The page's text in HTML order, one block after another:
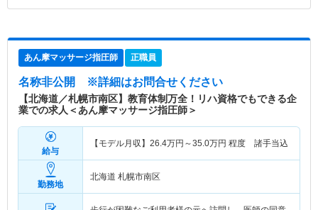
あん摩マッサージ指圧師 正職員
名称非公開 ※詳細はお問合せください
【北海道／札幌市南区】教育体制万全！リハ資格でもできる企
業での求人＜あん摩マッサージ指圧師＞
給与
【モデル月収】 26.4万円～35.0万円 程度 諸手当込
勤務地
北海道 札幌市南区